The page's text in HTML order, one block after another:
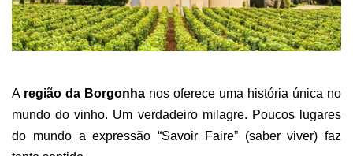
A região da Borgonha nos oferece uma história única no
mundo do vinho. Um verdadeiro milagre. Poucos lugares
do mundo a expressão “Savoir Faire” (saber viver) faz